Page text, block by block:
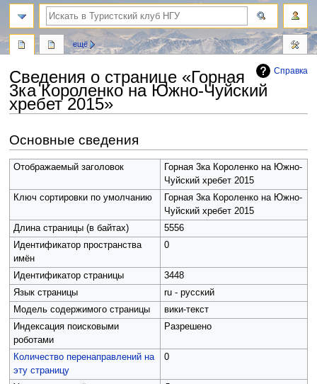
Справка
Сведения о странице «Горная
3ка Короленко на Южно-Чуйский
хребет 2015»
к
навигации
к
поиску
Основные сведения
Отображаемый заголовок
Горная 3ка Короленко на Южно-
Чуйский хребет 2015
Ключ сортировки по умолчанию
Горная 3ка Короленко на Южно-
Чуйский хребет 2015
Длина страницы (в байтах)
5556
Идентификатор пространства
имён
0
Идентификатор страницы
3448
Язык страницы
ru - русский
Модель содержимого страницы
вики-текст
Индексация поисковыми
роботами
Разрешено
Количество перенаправлений на
эту страницу
0
ещё
поиск